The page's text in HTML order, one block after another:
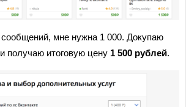
сообщений, мне нужна 1 000. Докупаю
получаю итоговую цену 1 500 рублей.